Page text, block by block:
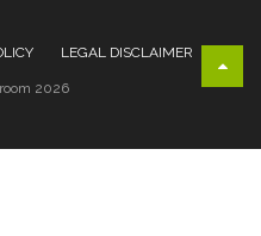
LEGAL DISCLAIMER
2026